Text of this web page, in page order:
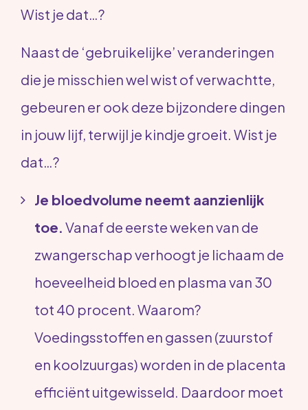
Wist je dat…?
Naast de ‘gebruikelijke’ veranderingen
die je misschien wel wist of verwachtte,
gebeuren er ook deze bijzondere dingen
in jouw lijf, terwijl je kindje groeit. Wist je
dat…?
Je bloedvolume neemt aanzienlijk
toe. Vanaf de eerste weken van de
zwangerschap verhoogt je lichaam de
hoeveelheid bloed en plasma van 30
tot 40 procent. Waarom?
Voedingsstoffen en gassen (zuurstof
en koolzuurgas) worden in de placenta
efficiënt uitgewisseld. Daardoor moet